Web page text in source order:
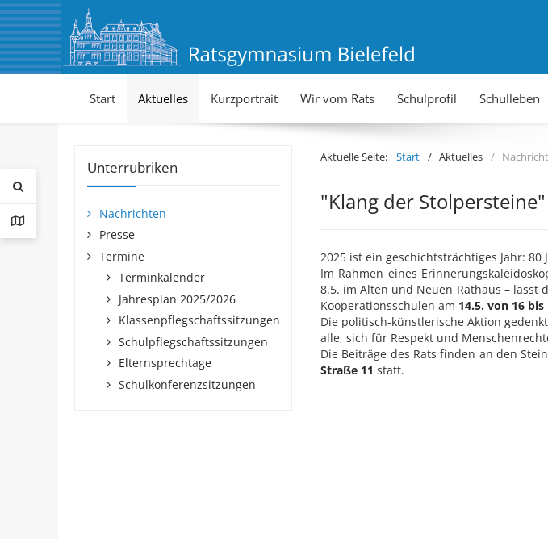
Start Aktuelles Kurzportrait Wir vom Rats Schulprofil Schulleben
Unterrubriken
Nachrichten
Presse
Termine
Terminkalender
Jahresplan 2025/2026
Klassenpflegschaftssitzungen
Schulpflegschaftssitzungen
Elternsprechtage
Schulkonferenzsitzungen
Aktuelle Seite: Start Aktuelles
"Klang der
2025 ist ein geschichtsträchtiges Jahr:
Im Rahmen eines
8.5. im Alten und Neuen Rathaus –
Kooperationsschulen am 14.5. von 16 bis
Die politisch-künstlerische Aktion
alle, sich für Respekt und
Die Beiträge des Rats finden an den
Straße 11 statt.